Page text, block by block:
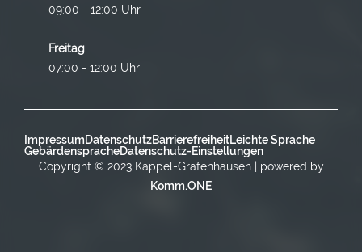
09:00 - 12:00 Uhr
Freitag
07:00 - 12:00 Uhr
ImpressumDatenschutzBarrierefreiheitLeichte Sprache
GebärdenspracheDatenschutz-Einstellungen
Copyright © 2023 Kappel-Grafenhausen | powered by
Komm.ONE